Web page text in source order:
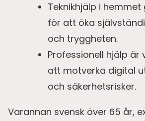
Teknikhjälp i
för att öka
och tryggheten.
Professionell hjälp är
att motverka digital
och säkerhetsrisker.
Varannan svensk över 65 år,